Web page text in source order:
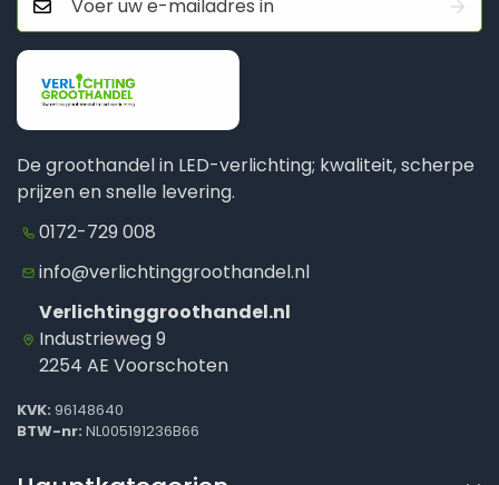
De groothandel in LED-verlichting; kwaliteit, scherpe
prijzen en snelle levering.
0172-729 008
info@verlichtinggroothandel.nl
Verlichtinggroothandel.nl
Industrieweg 9
2254 AE Voorschoten
KVK: 96148640
BTW-nr: NL005191236B66